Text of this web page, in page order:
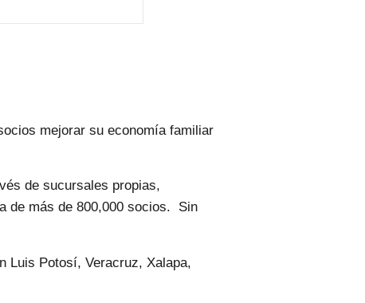
mejorar su economía familiar
de sucursales propias,
de más de 800,000 socios. Sin
Luis Potosí, Veracruz, Xalapa,